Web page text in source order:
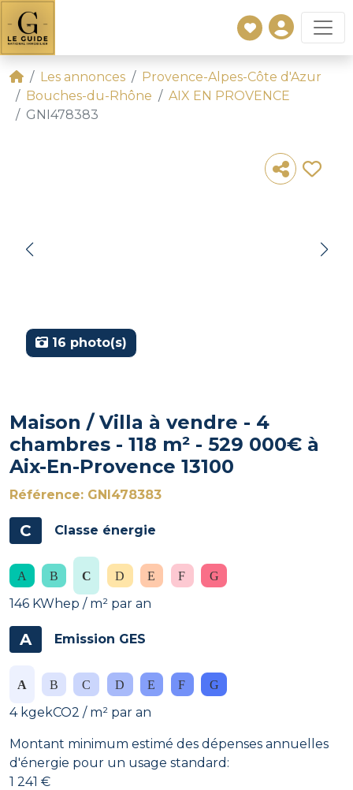
Les annonces
Provence-Alpes-Côte d'Azur
Bouches-du-Rhône
AIX EN PROVENCE
GNI478383
16 photo(s)
Maison / Villa à vendre - 4
chambres - 118 m² - 529 000€ à
Aix-En-Provence 13100
Référence: GNI478383
C Classe énergie
146 KWhep / m² par an
A Emission GES
4 kgekCO2 / m² par an
Montant minimum estimé des dépenses annuelles
d'énergie pour un usage standard:
1 241 €